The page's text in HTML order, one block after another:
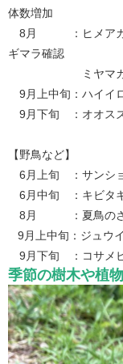
体数増加
8月 ：ヒメアカネ
ギマラ確認
ミヤマカラ
9月上中旬：ハイイ
9月下旬 ：オオス
【野鳥など】
6月上旬 ：サンシ
6月中旬 ：キビタ
8月 ：夏鳥のさ
9月上中旬：ジュウ
9月下旬 ：コサメビ
季節の樹木や植物